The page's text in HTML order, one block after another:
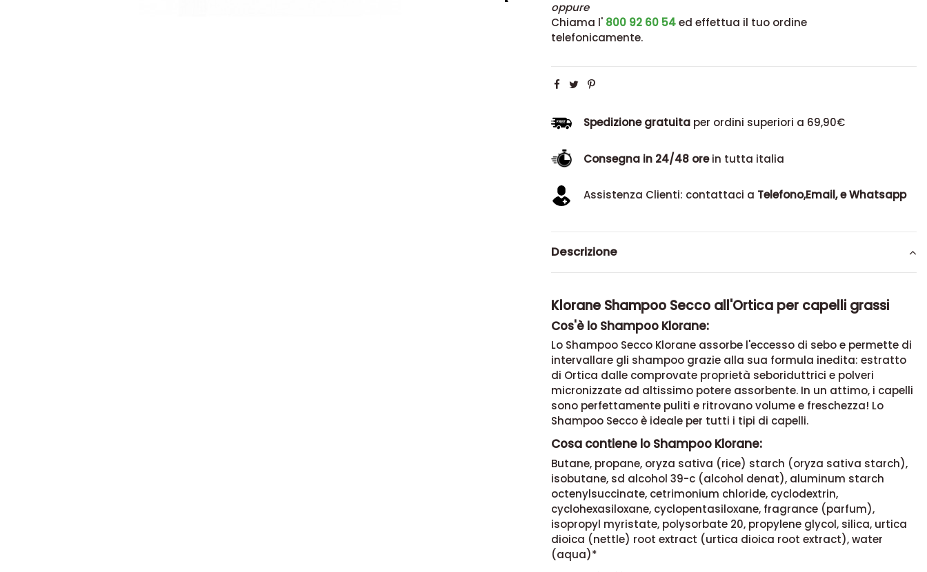
oppure
Chiama l' 800 92 60 54ed effettua il tuo ordine
telefonicamente.
Spedizione gratuitaper ordini superiori a 69,90€
Consegna in 24/48 orein tutta italia
Assistenza Clienti: contattaci a Telefono,Email, e Whatsapp
Descrizione
Klorane Shampoo Secco all'Ortica per capelli grassi
Cos'è lo Shampoo Klorane:
Lo Shampoo Secco Klorane assorbe l'eccesso di sebo e permette di
intervallare gli shampoo grazie alla sua formula inedita: estratto
di Ortica dalle comprovate proprietà seboriduttrici e polveri
micronizzate ad altissimo potere assorbente. In un attimo, i capelli
sono perfettamente puliti e ritrovano volume e freschezza! Lo
Shampoo Secco è ideale per tutti i tipi di capelli.
Cosa contiene lo Shampoo Klorane:
Butane, propane, oryza sativa (rice) starch (oryza sativa starch),
isobutane, sd alcohol 39-c (alcohol denat), aluminum starch
octenylsuccinate, cetrimonium chloride, cyclodextrin,
cyclohexasiloxane, cyclopentasiloxane, fragrance (parfum),
isopropyl myristate, polysorbate 20, propylene glycol, silica, urtica
dioica (nettle) root extract (urtica dioica root extract), water
(aqua)*